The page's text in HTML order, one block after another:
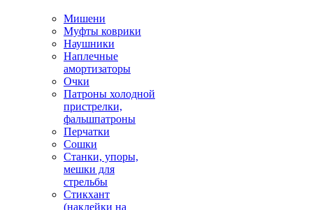
Мишени
Муфты коврики
Наушники
Наплечные
амортизаторы
Очки
Патроны холодной
пристрелки,
фальшпатроны
Перчатки
Сошки
Станки, упоры,
мешки для
стрельбы
Стикхант
(наклейки на